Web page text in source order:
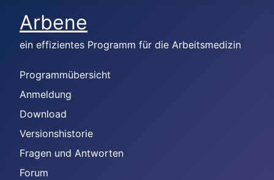
Arbene
ein effizientes Programm für die Arbeitsmedizin
Programmübersicht
Anmeldung
Download
Versionshistorie
Fragen und Antworten
Forum